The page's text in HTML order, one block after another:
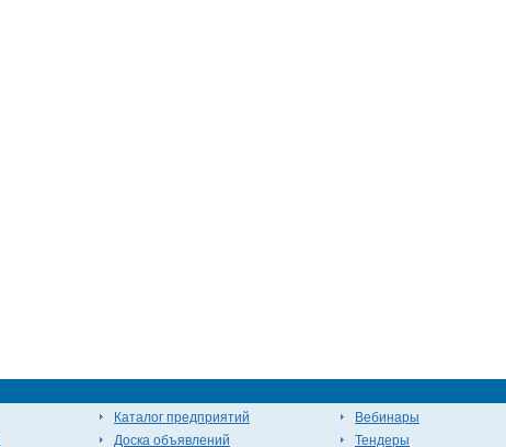
Каталог предприятий
Доска объявлений
Вебинары
Тендеры